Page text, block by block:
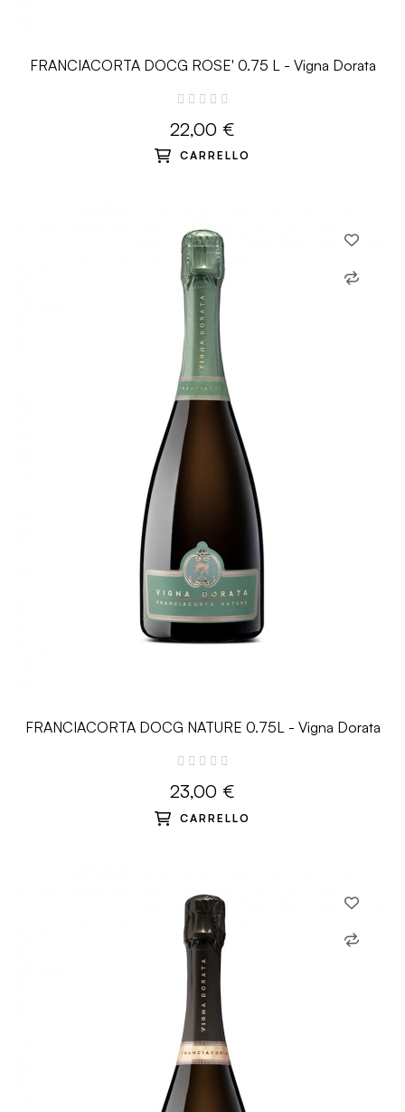
FRANCIACORTA DOCG ROSE' 0.75 L - Vigna Dorata
22,00 €
CARRELLO
FRANCIACORTA DOCG NATURE 0.75L - Vigna Dorata
23,00 €
CARRELLO